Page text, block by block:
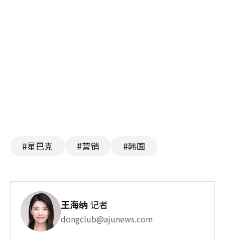
#星巴克 #营销 #韩国
王海纳 记者
dongclub@ajunews.com